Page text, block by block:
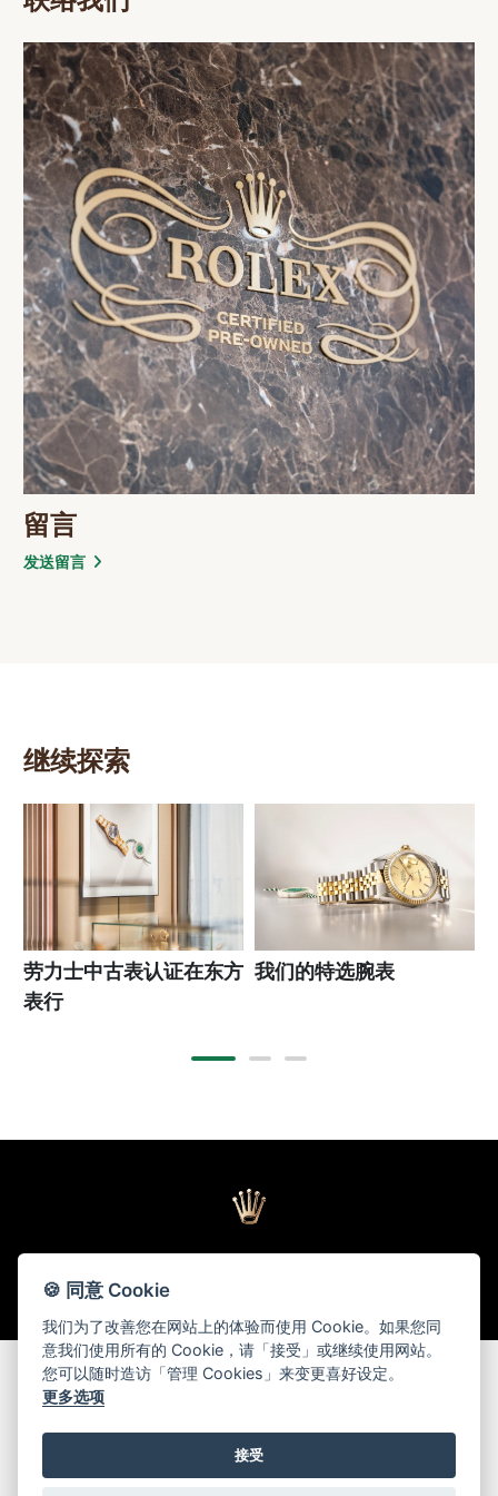
留言
发送留言
继续探索
劳力士中古表认证在东方
表行
我们的特选腕表
返回页首
© 2026 Oriental Watch Company Limited.
贵金属及宝石B类注册交易商(注册号码：B-B-23-12-03776)
🍪 同意 Cookie
我们为了改善您在网站上的体验而使用 Cookie。如果您同
意我们使用所有的 Cookie，请「接受」或继续使用网站。
您可以随时造访「管理 Cookies」来变更喜好设定。
更多选项
接受